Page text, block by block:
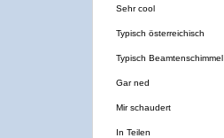
Sehr cool
Typisch österreichisch
Typisch Beamtenschimmel
Gar ned
Mir schaudert
In Teilen